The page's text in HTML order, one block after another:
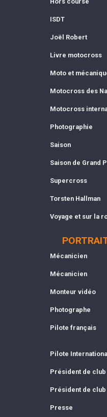
ISDT
Joël Robert
Livre motocross
Moto et
Motocross des
Motocross
Photographie
Saison
Saison de Grand
Supercross
Torsten Hallman
Voyage et sur la
Mécanicien
Mécanicien
Monteur vidéo
Photographe
Pilote français
Pilote
Président de club
Président de club
Presse